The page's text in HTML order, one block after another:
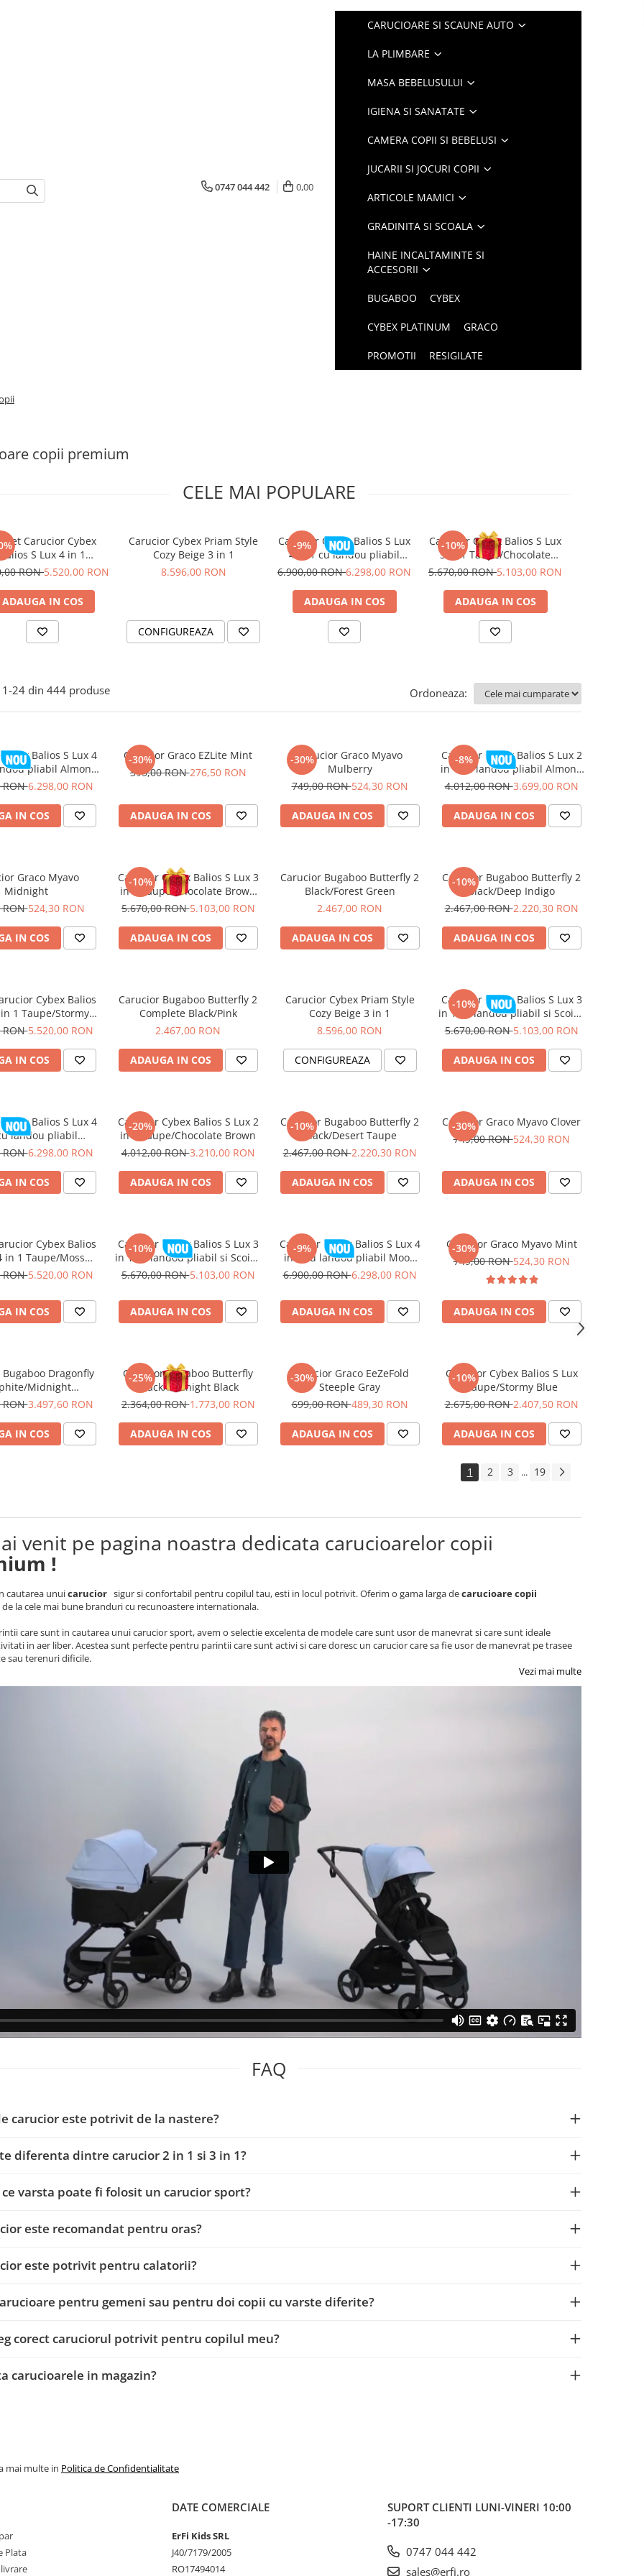
0747 044 442 0,00
CARUCIOARE SI SCAUNE AUTO
LA PLIMBARE
MASA BEBELUSULUI
IGIENA SI SANATATE
CAMERA COPII SI BEBELUSI
JUCARII SI JOCURI COPII
ARTICOLE MAMICI
GRADINITA SI SCOALA
HAINE INCALTAMINTE SI
ACCESORII
BUGABOO CYBEX
CYBEX PLATINUM GRACO
PROMOTII RESIGILATE
copii premium
CELE MAI POPULARE
Carucior Cybex
Balios S Lux 4 in 1
Stormy Blue
RON5.520,00 RON
ADAUGA IN COS
Carucior Cybex Priam Style
Cozy Beige 3 in 1
8.596,00 RON
CONFIGUREAZA
-9%
Carucior Cybex Balios S Lux
4 in 1 cu landou pliabil
Almond Beige 2026
6.900,00 RON6.298,00 RON
ADAUGA IN COS
-10%
Carucior Cybex Balios S Lux
3 in 1 Taupe/Chocolate
Brown cu Scoica Auto Cloud
5.670,00 RON5.103,00 RON
ADAUGA IN COS
1-24 din 444 produse Ordoneaza:
Balios S Lux 4
pliabil Almond
Beige 2026
RON6.298,00 RON
IN COS
-30%
Carucior Graco EZLite Mint
395,00 RON276,50 RON
ADAUGA IN COS
-30%
Carucior Graco Myavo
Mulberry
749,00 RON524,30 RON
ADAUGA IN COS
-8%
Carucior Cybex Balios S Lux 2
in 1 cu landou pliabil Almond
Beige 2026
4.012,00 RON3.699,00 RON
ADAUGA IN COS
Graco Myavo
Midnight
RON524,30 RON
IN COS
-10%
Carucior Cybex Balios S Lux 3
in 1 Taupe/Chocolate Brown
cu Scoica Auto Cloud G i-Size
5.670,00 RON5.103,00 RON
ADAUGA IN COS
Carucior Bugaboo Butterfly 2
Black/Forest Green
2.467,00 RON
ADAUGA IN COS
-10%
Carucior Bugaboo Butterfly 2
Black/Deep Indigo
2.467,00 RON2.220,30 RON
ADAUGA IN COS
Cybex Balios
1 Taupe/Stormy
Blue
RON5.520,00 RON
IN COS
Carucior Bugaboo Butterfly 2
Complete Black/Pink
2.467,00 RON
ADAUGA IN COS
Carucior Cybex Priam Style
Cozy Beige 3 in 1
8.596,00 RON
CONFIGUREAZA
-10%
Carucior Cybex Balios S Lux 3
in 1 cu landou pliabil si Scoica
Auto Cloud G3 i-Size Plus
5.670,00 RON5.103,00 RON
ADAUGA IN COS
Balios S Lux 4
landou pliabil
Brown 2026
RON6.298,00 RON
IN COS
-20%
Carucior Cybex Balios S Lux 2
in 1 Taupe/Chocolate Brown
4.012,00 RON3.210,00 RON
ADAUGA IN COS
-10%
Carucior Bugaboo Butterfly 2
Black/Desert Taupe
2.467,00 RON2.220,30 RON
ADAUGA IN COS
-30%
Carucior Graco Myavo Clover
749,00 RON524,30 RON
ADAUGA IN COS
Cybex Balios
in 1 Taupe/Moss
Green
RON5.520,00 RON
IN COS
-10%
Carucior Cybex Balios S Lux 3
in 1 cu landou pliabil si Scoica
Auto Cloud G3 Plus Chocolate
5.670,00 RON5.103,00 RON
ADAUGA IN COS
-9%
Carucior Cybex Balios S Lux 4
in 1 cu landou pliabil Moon
Black 2026
6.900,00 RON6.298,00 RON
ADAUGA IN COS
-30%
Carucior Graco Myavo Mint
749,00 RON524,30 RON
ADAUGA IN COS
Dragonfly
Midnight
Skyline Blue
RON3.497,60 RON
IN COS
-25%
Carucior Bugaboo Butterfly
Black/Midnight Black
2.364,00 RON1.773,00 RON
ADAUGA IN COS
-30%
Carucior Graco EeZeFold
Steeple Gray
699,00 RON489,30 RON
ADAUGA IN COS
-10%
Carucior Cybex Balios S Lux
Taupe/Stormy Blue
2.675,00 RON2.407,50 RON
ADAUGA IN COS
1 2 3 ... 19
venit pe pagina noastra dedicata carucioarelor copii
!
cautarea unuicarucior sigur si confortabil pentru copilul tau, esti in locul potrivit. Oferim o gama larga decarucioare copii
de la cele mai bune branduri cu recunoastere internationala.
care sunt in cautarea unui carucior sport, avem o selectie excelenta de modele care sunt usor de manevrat si care sunt ideale
in aer liber. Acestea sunt perfecte pentru parintii care sunt activi si care doresc un carucior care sa fie usor de manevrat pe trasee
sau terenuri dificile.
Vezi mai multe
FAQ
carucior este potrivit de la nastere?
diferenta dintre carucior 2 in 1 si 3 in 1?
ce varsta poate fi folosit un carucior sport?
este recomandat pentru oras?
este potrivit pentru calatorii?
pentru gemeni sau pentru doi copii cu varste diferite?
corect caruciorul potrivit pentru copilul meu?
carucioarele in magazin?
mai multe in Politica de Confidentialitate
Plata
DATE COMERCIALE
ErFi Kids SRL
J40/7179/2005
RO17494014
SUPORT CLIENTI LUNI-VINERI 10:00
-17:30
0747 044 442
sales@erfi.ro